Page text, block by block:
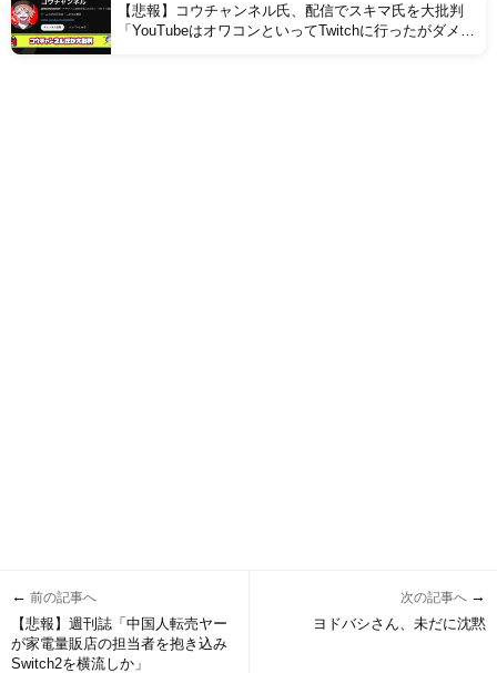
【悲報】コウチャンネル氏、配信でスキマ氏を大批判
「YouTubeはオワコンといってTwitchに行ったがダメで
← 前の記事へ
【悲報】週刊誌「中国人転売ヤー
が家電量販店の担当者を抱き込み
Switch2を横流しか」
次の記事へ →
ヨドバシさん、未だに沈黙